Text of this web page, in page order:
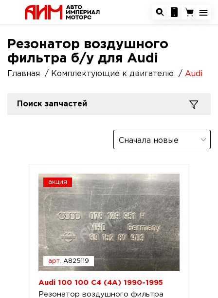
Резонатор воздушного
фильтра б/у для Audi
Главная Комплектующие к двигателю Audi
Поиск запчастей
Сначала новые
акция
арт. A825119
Audi 100 100 C4 (4A) 1990-1995
Резонатор воздушного фильтра